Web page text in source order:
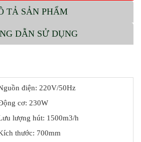
TẢ SẢN PHẨM
DẪN SỬ DỤNG
điện: 220V/50Hz
cơ: 230W
lượng hút: 1500m3/h
thước: 700mm